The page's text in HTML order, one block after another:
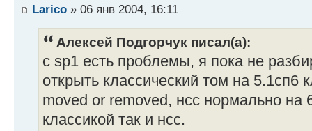
Larico » 06 янв 2004, 16:11
Алексей Подгорчук писал(а):
c sp1 есть проблемы, я пока не
открыть классический том на 5.1сп6
moved or removed, нсс нормально на
классикой так и нсс.